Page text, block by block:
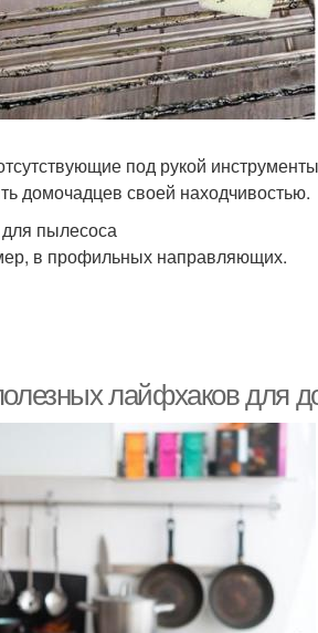
под рукой
домочадцев своей находчивостью.
для пылесоса
в профильных направляющих.
лайфхаков для